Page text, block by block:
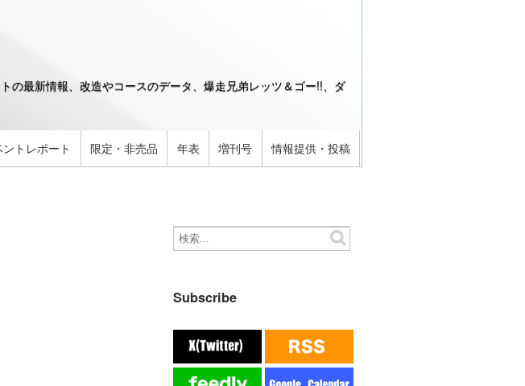
の最新情報、改造やコースのデータ、爆走兄弟レッツ＆ゴー!!、ダ
ントレポート 限定・非売品 年表 増刊号 情報提供・投稿
Subscribe